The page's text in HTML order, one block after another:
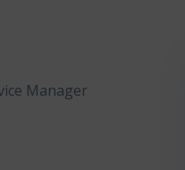
Manager